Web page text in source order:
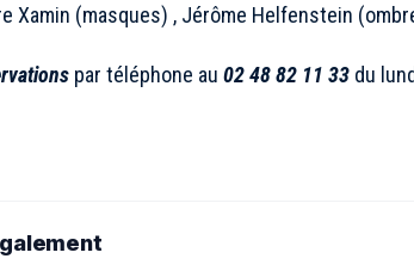
Xamin (masques) , Jérôme Helfenstein
par téléphone au 02 48 82 11 33 du